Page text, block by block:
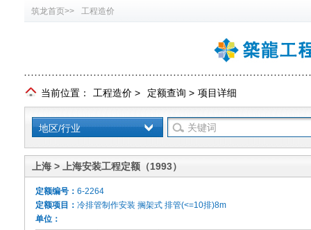
筑龙首页>> 工程造价
当前位置： 工程造价 > 定额查询 > 项目详细
地区/行业
上海 > 上海安装工程定额（1993）
定额编号： 6-2264
定额项目： 冷排管制作安装 搁架式 排管(<=10排)8m
单位：